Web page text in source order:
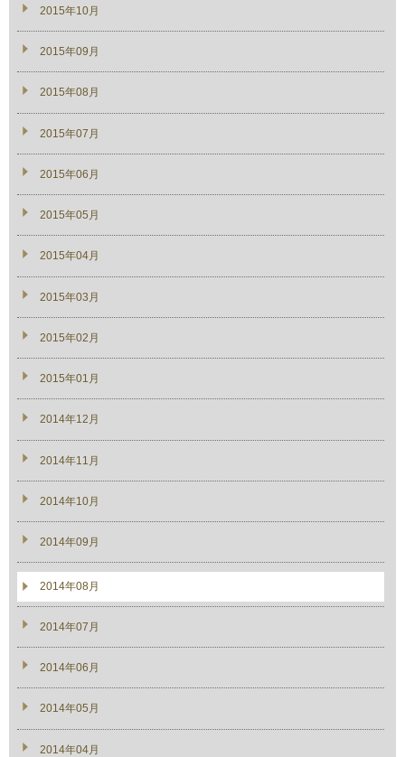
2015年10月
2015年09月
2015年08月
2015年07月
2015年06月
2015年05月
2015年04月
2015年03月
2015年02月
2015年01月
2014年12月
2014年11月
2014年10月
2014年09月
2014年08月
2014年07月
2014年06月
2014年05月
2014年04月